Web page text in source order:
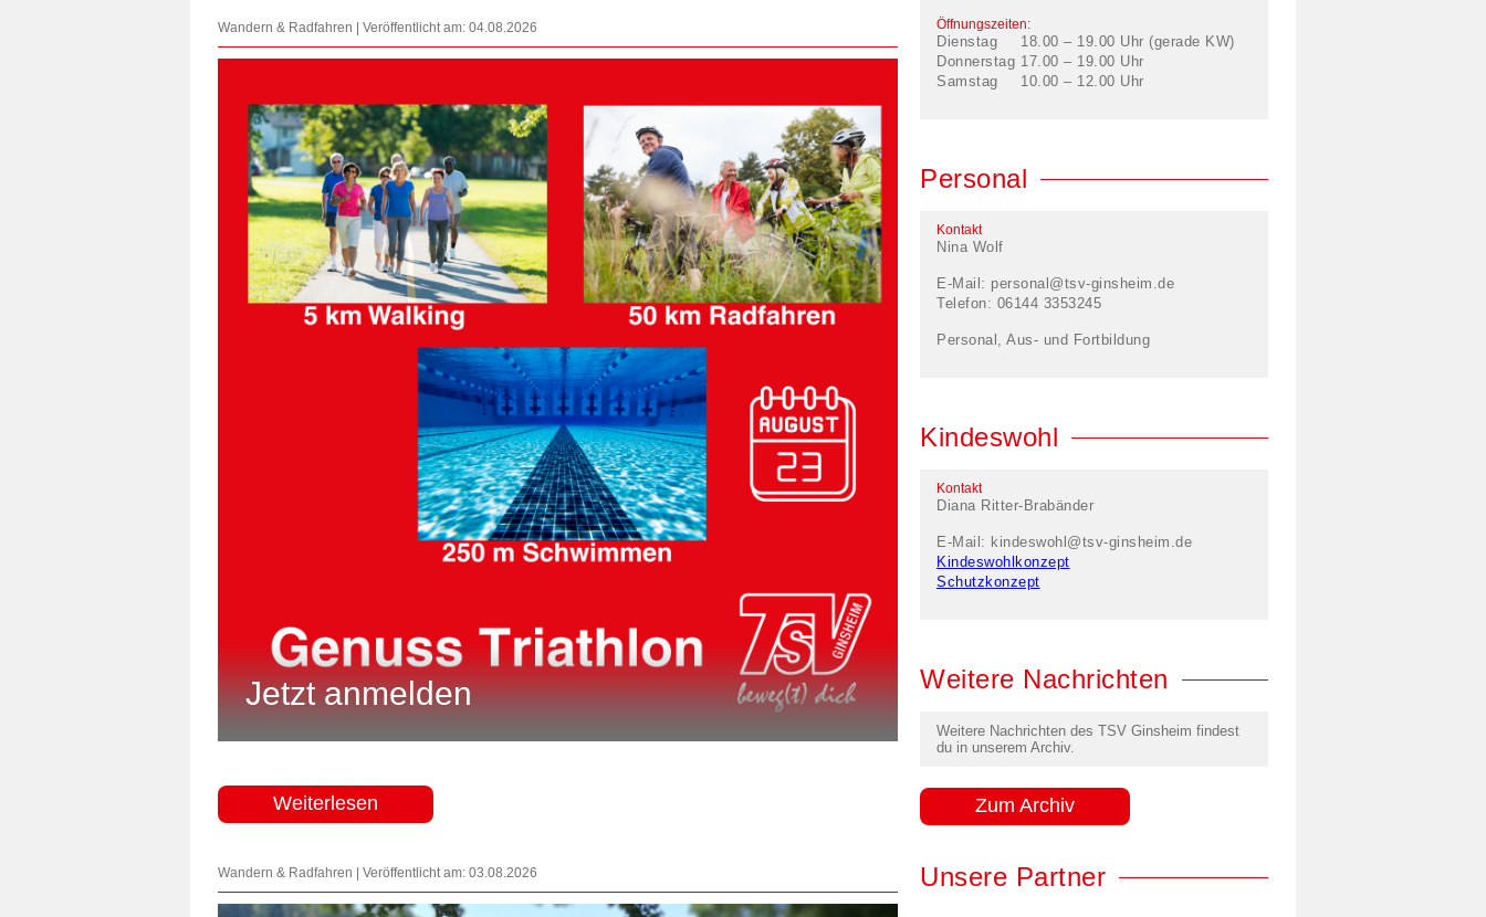
Wandern & Radfahren | Veröffentlicht am: 04.08.2026
Jetzt anmelden
Weiterlesen
Wandern & Radfahren | Veröffentlicht am: 03.08.2026
Öffnungszeiten:
Dienstag
18.00 – 19.00 Uhr (gerade KW)
Donnerstag 17.00 – 19.00 Uhr
Samstag
10.00 – 12.00 Uhr
Personal
Kontakt
Nina Wolf
E-Mail: personal@tsv-ginsheim.de
Telefon: 06144 3353245
Personal, Aus- und Fortbildung
Kindeswohl
Kontakt
Diana Ritter-Brabänder
E-Mail: kindeswohl@tsv-ginsheim.de
Kindeswohlkonzept
Schutzkonzept
Weitere Nachrichten
Weitere Nachrichten des TSV Ginsheim findest
du in unserem Archiv.
Zum Archiv
Unsere Partner